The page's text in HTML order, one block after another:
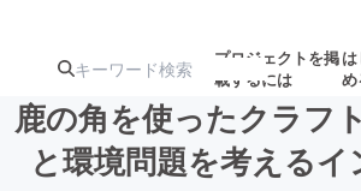
プロジェクトを掲
載するには
め
鹿の角を使ったクラフ
と環境問題を考える